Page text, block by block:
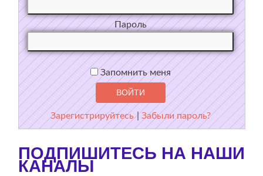
Пароль
Запомнить меня
Зарегистрируйтесь |Забыли пароль?
ПОДПИШИТЕСЬ НА НАШИ
КАНАЛЫ